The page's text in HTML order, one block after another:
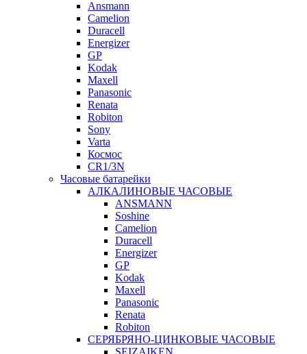
Ansmann
Camelion
Duracell
Energizer
GP
Kodak
Maxell
Panasonic
Renata
Robiton
Sony
Varta
Космос
CR1/3N
Часовые батарейки
АЛКАЛИНОВЫЕ ЧАСОВЫЕ
ANSMANN
Soshine
Camelion
Duracell
Energizer
GP
Kodak
Maxell
Panasonic
Renata
Robiton
СЕРЯБРЯНО-ЦИНКОВЫЕ ЧАСОВЫЕ
SEIZAIKEN